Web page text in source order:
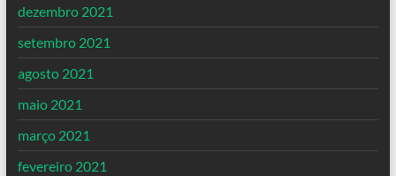
dezembro 2021
setembro 2021
agosto 2021
maio 2021
março 2021
fevereiro 2021